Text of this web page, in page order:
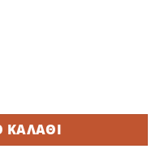
τεμάχια ποσότητα
ΚΑΛΆΘΙ